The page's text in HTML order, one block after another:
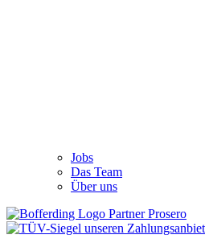
Jobs
Das Team
Über uns